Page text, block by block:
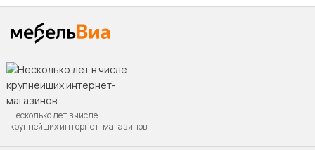
Несколько лет в числе
крупнейших интернет-магазинов